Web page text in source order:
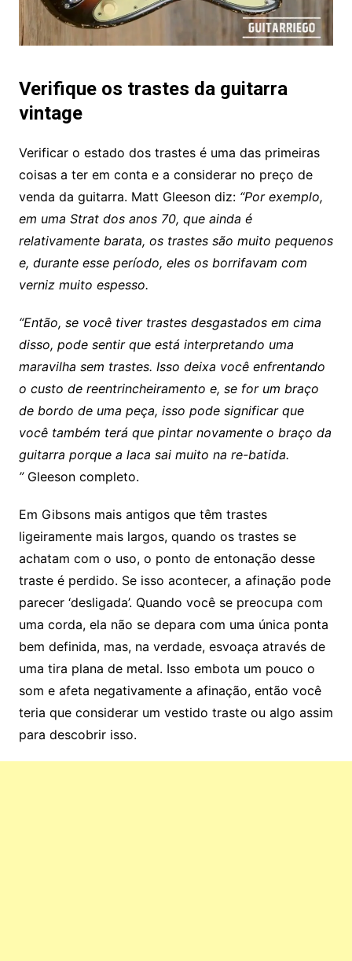
Verifique os trastes da guitarra
vintage
Verificar o estado dos trastes é uma das primeiras
coisas a ter em conta e a considerar no preço de
venda da guitarra. Matt Gleeson diz: “Por exemplo,
em uma Strat dos anos 70, que ainda é
relativamente barata, os trastes são muito pequenos
e, durante esse período, eles os borrifavam com
verniz muito espesso.
“Então, se você tiver trastes desgastados em cima
disso, pode sentir que está interpretando uma
maravilha sem trastes. Isso deixa você enfrentando
o custo de reentrincheiramento e, se for um braço
de bordo de uma peça, isso pode significar que
você também terá que pintar novamente o braço da
guitarra porque a laca sai muito na re-batida.
” Gleeson completo.
Em Gibsons mais antigos que têm trastes
ligeiramente mais largos, quando os trastes se
achatam com o uso, o ponto de entonação desse
traste é perdido. Se isso acontecer, a afinação pode
parecer ‘desligada’. Quando você se preocupa com
uma corda, ela não se depara com uma única ponta
bem definida, mas, na verdade, esvoaça através de
uma tira plana de metal. Isso embota um pouco o
som e afeta negativamente a afinação, então você
teria que considerar um vestido traste ou algo assim
para descobrir isso.